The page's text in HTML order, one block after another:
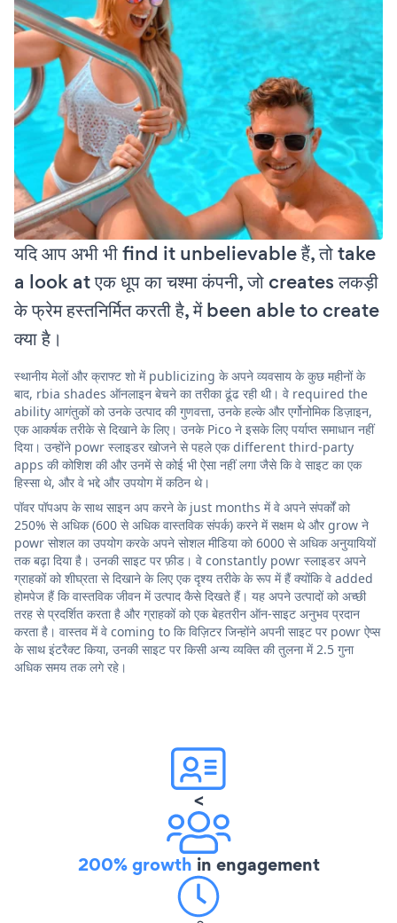
यदि आप अभी भी find it unbelievable हैं, तो take
a look at एक धूप का चश्मा कंपनी, जो creates लकड़ी
के फ्रेम हस्तनिर्मित करती है, में been able to create
क्या है।
स्थानीय मेलों और क्राफ्ट शो में publicizing के अपने व्यवसाय के कुछ महीनों के
बाद, rbia shades ऑनलाइन बेचने का तरीका ढूंढ रही थी। वे required the
ability आगंतुकों को उनके उत्पाद की गुणवत्ता, उनके हल्के और एर्गोनोमिक डिज़ाइन,
एक आकर्षक तरीके से दिखाने के लिए। उनके Pico ने इसके लिए पर्याप्त समाधान नहीं
दिया। उन्होंने powr स्लाइडर खोजने से पहले एक different third-party
apps की कोशिश की और उनमें से कोई भी ऐसा नहीं लगा जैसे कि वे साइट का एक
हिस्सा थे, और वे भद्दे और उपयोग में कठिन थे।
पॉवर पॉपअप के साथ साइन अप करने के just months में वे अपने संपर्कों को
250% से अधिक (600 से अधिक वास्तविक संपर्क) करने में सक्षम थे और grow ने
powr सोशल का उपयोग करके अपने सोशल मीडिया को 6000 से अधिक अनुयायियों
तक बढ़ा दिया है। उनकी साइट पर फ़ीड। वे constantly powr स्लाइडर अपने
ग्राहकों को शीघ्रता से दिखाने के लिए एक दृश्य तरीके के रूप में हैं क्योंकि वे added
होमपेज हैं कि वास्तविक जीवन में उत्पाद कैसे दिखते हैं। यह अपने उत्पादों को अच्छी
तरह से प्रदर्शित करता है और ग्राहकों को एक बेहतरीन ऑन-साइट अनुभव प्रदान
करता है। वास्तव में वे coming to कि विज़िटर जिन्होंने अपनी साइट पर powr ऐप्स
के साथ इंटरैक्ट किया, उनकी साइट पर किसी अन्य व्यक्ति की तुलना में 2.5 गुना
अधिक समय तक लगे रहे।
<
200% growth in engagement